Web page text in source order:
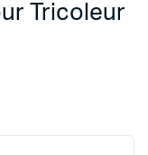
Tricoleur